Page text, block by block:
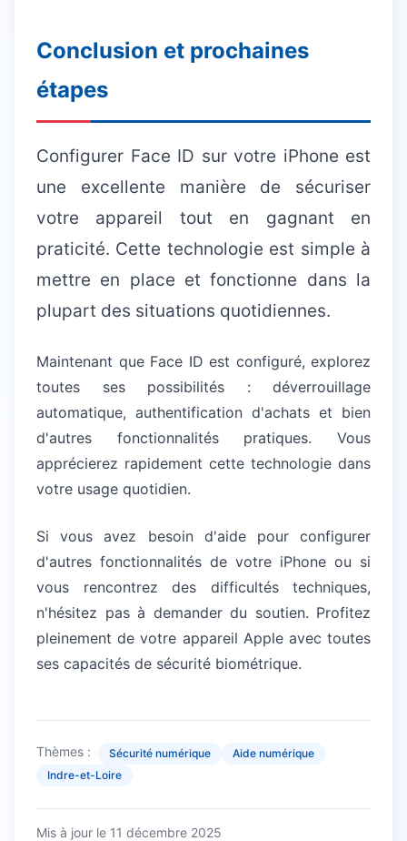
Conclusion et prochaines
étapes
Configurer Face ID sur votre iPhone est
une excellente manière de sécuriser
votre appareil tout en gagnant en
praticité. Cette technologie est simple à
mettre en place et fonctionne dans la
plupart des situations quotidiennes.
Maintenant que Face ID est configuré, explorez
toutes ses possibilités : déverrouillage
automatique, authentification d'achats et bien
d'autres fonctionnalités pratiques. Vous
apprécierez rapidement cette technologie dans
votre usage quotidien.
Si vous avez besoin d'aide pour configurer
d'autres fonctionnalités de votre iPhone ou si
vous rencontrez des difficultés techniques,
n'hésitez pas à demander du soutien. Profitez
pleinement de votre appareil Apple avec toutes
ses capacités de sécurité biométrique.
Thèmes : Sécurité numérique
Aide numérique
Indre-et-Loire
Mis à jour le 11 décembre 2025